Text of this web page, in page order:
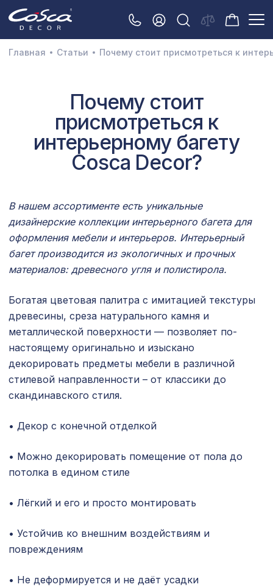
Акустические панели
Декоративные балки и брус
Интерьерный МДФ
Межкомнатные арки
Перфорированные панели
Плинтусы
Распродажа
Сопутствующие товары
Цветной багет
Экополимер
Экраны для радиаторов
ПОПУЛЯРНЫЕ ТОВАРЫ
Перфорированная потолочная плита
венге
Экран для радиатора, FRESA, рамка
2790х1020мм, ХДФ, без отделки
Плинтус PX048, 80х15, 2000мм,
Главная Статьи Почему стоит присмотреться к
Почему стоит
присмотреться к
интерьерному багету
Cosca Decor?
В нашем ассортименте есть уникальные
дизайнерские коллекции интерьерного багета для
оформления мебели и интерьеров. Интерьерный
багет производится из экологичных и прочных
материалов: древесного угля и полистирола.
Богатая цветовая палитра с имитацией текстуры
древесины, среза натурального камня и
металлической поверхности — позволяет по-
настоящему оригинально и изыскано
декорировать предметы мебели в различной
стилевой направленности – от классики до
скандинавского стиля.
• Декор с конечной отделкой
• Можно декорировать помещение от пола до
потолка в едином стиле
• Лёгкий и его и просто монтировать
• Устойчив ко внешним воздействиям и
повреждениям
• Не деформируется и не даёт усадки